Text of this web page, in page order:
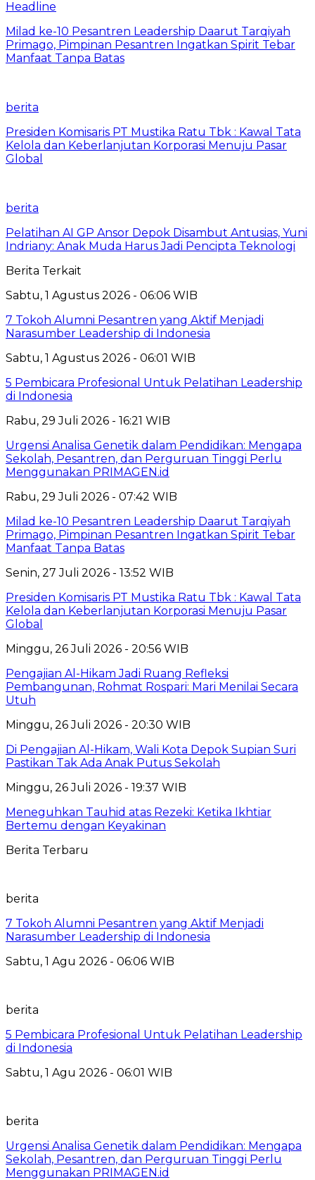
Headline
Milad ke-10 Pesantren Leadership Daarut Tarqiyah
Primago, Pimpinan Pesantren Ingatkan Spirit Tebar
Manfaat Tanpa Batas
berita
Presiden Komisaris PT Mustika Ratu Tbk : Kawal Tata
Kelola dan Keberlanjutan Korporasi Menuju Pasar
Global
berita
Pelatihan AI GP Ansor Depok Disambut Antusias, Yuni
Indriany: Anak Muda Harus Jadi Pencipta Teknologi
Berita Terkait
Sabtu, 1 Agustus 2026 - 06:06 WIB
7 Tokoh Alumni Pesantren yang Aktif Menjadi
Narasumber Leadership di Indonesia
Sabtu, 1 Agustus 2026 - 06:01 WIB
5 Pembicara Profesional Untuk Pelatihan Leadership
di Indonesia
Rabu, 29 Juli 2026 - 16:21 WIB
Urgensi Analisa Genetik dalam Pendidikan: Mengapa
Sekolah, Pesantren, dan Perguruan Tinggi Perlu
Menggunakan PRIMAGEN.id
Rabu, 29 Juli 2026 - 07:42 WIB
Milad ke-10 Pesantren Leadership Daarut Tarqiyah
Primago, Pimpinan Pesantren Ingatkan Spirit Tebar
Manfaat Tanpa Batas
Senin, 27 Juli 2026 - 13:52 WIB
Presiden Komisaris PT Mustika Ratu Tbk : Kawal Tata
Kelola dan Keberlanjutan Korporasi Menuju Pasar
Global
Minggu, 26 Juli 2026 - 20:56 WIB
Pengajian Al-Hikam Jadi Ruang Refleksi
Pembangunan, Rohmat Rospari: Mari Menilai Secara
Utuh
Minggu, 26 Juli 2026 - 20:30 WIB
Di Pengajian Al-Hikam, Wali Kota Depok Supian Suri
Pastikan Tak Ada Anak Putus Sekolah
Minggu, 26 Juli 2026 - 19:37 WIB
Meneguhkan Tauhid atas Rezeki: Ketika Ikhtiar
Bertemu dengan Keyakinan
Berita Terbaru
berita
7 Tokoh Alumni Pesantren yang Aktif Menjadi
Narasumber Leadership di Indonesia
Sabtu, 1 Agu 2026 - 06:06 WIB
berita
5 Pembicara Profesional Untuk Pelatihan Leadership
di Indonesia
Sabtu, 1 Agu 2026 - 06:01 WIB
berita
Urgensi Analisa Genetik dalam Pendidikan: Mengapa
Sekolah, Pesantren, dan Perguruan Tinggi Perlu
Menggunakan PRIMAGEN.id